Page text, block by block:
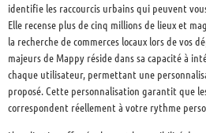
identifie les raccourcis urbains qui peuvent
Elle recense plus de cinq millions de lieux et
la recherche de commerces locaux lors de vos
majeurs de Mappy réside dans sa capacité à
chaque utilisateur, permettant une
proposé. Cette personnalisation garantit que
correspondent réellement à votre rythme